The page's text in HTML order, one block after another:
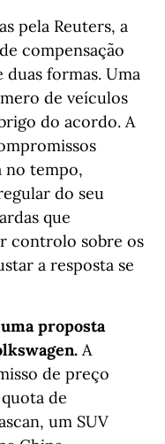
pela Reuters, a
compensação
formas. Uma
de veículos
do acordo. A
no tempo,
do seu
que
controlo sobre os
a resposta se
proposta
A
de preço
de
um SUV